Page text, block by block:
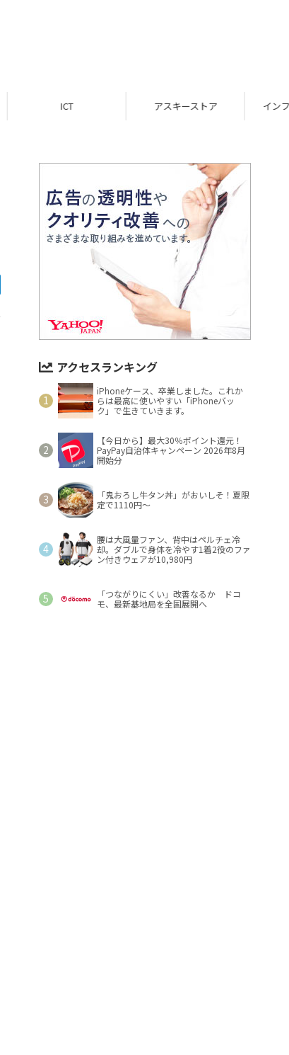
インフォメーション
アクセスランキング
iPhoneケース、卒業しました。これか
らは最高に使いやすい「iPhoneバッ
ク」で生きていきます。
【今日から】最大30％ポイント還元！
PayPay自治体キャンペーン 2026年8月
開始分
「鬼おろし牛タン丼」がおいしそ！夏限
定で1110円～
腰は大風量ファン、背中はペルチェ冷
却。ダブルで身体を冷やす1着2役のファ
ン付きウェアが10,980円
「つながりにくい」改善なるか ドコ
モ、最新基地局を全国展開へ